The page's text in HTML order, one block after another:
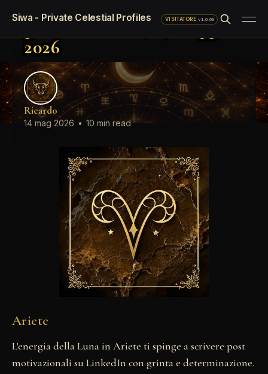
Siwa - Private Celestial Profiles VISITATORE·v1.0.69
Oroscopo LinkedIn del
giorno Giovedì, 14 Maggio
2026
Ricardo
14 mag 2026 • 10 min read
Ariete
L'energia della Luna in Ariete ti spinge a scrivere post
motivazionali su LinkedIn con grinta e determinazione.